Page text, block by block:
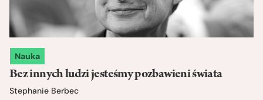
Nauka
Bez innych ludzi jesteśmy pozbawieni świata
Stephanie Berbec